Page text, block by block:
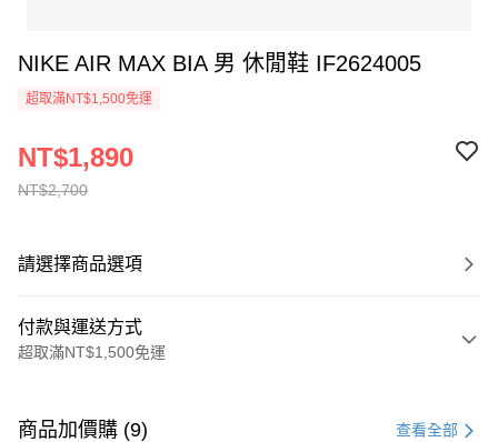
NIKE AIR MAX BIA 男 休閒鞋 IF2624005
超取滿NT$1,500免運
NT$2,700
NT$1,890
請選擇商品選項
付款與運送方式
超取滿NT$1,500免運
信用卡一次付款
商品加價購 (9) 查看全部